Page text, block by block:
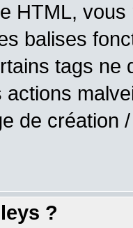
HTML,
balises
tags ne
de création
?